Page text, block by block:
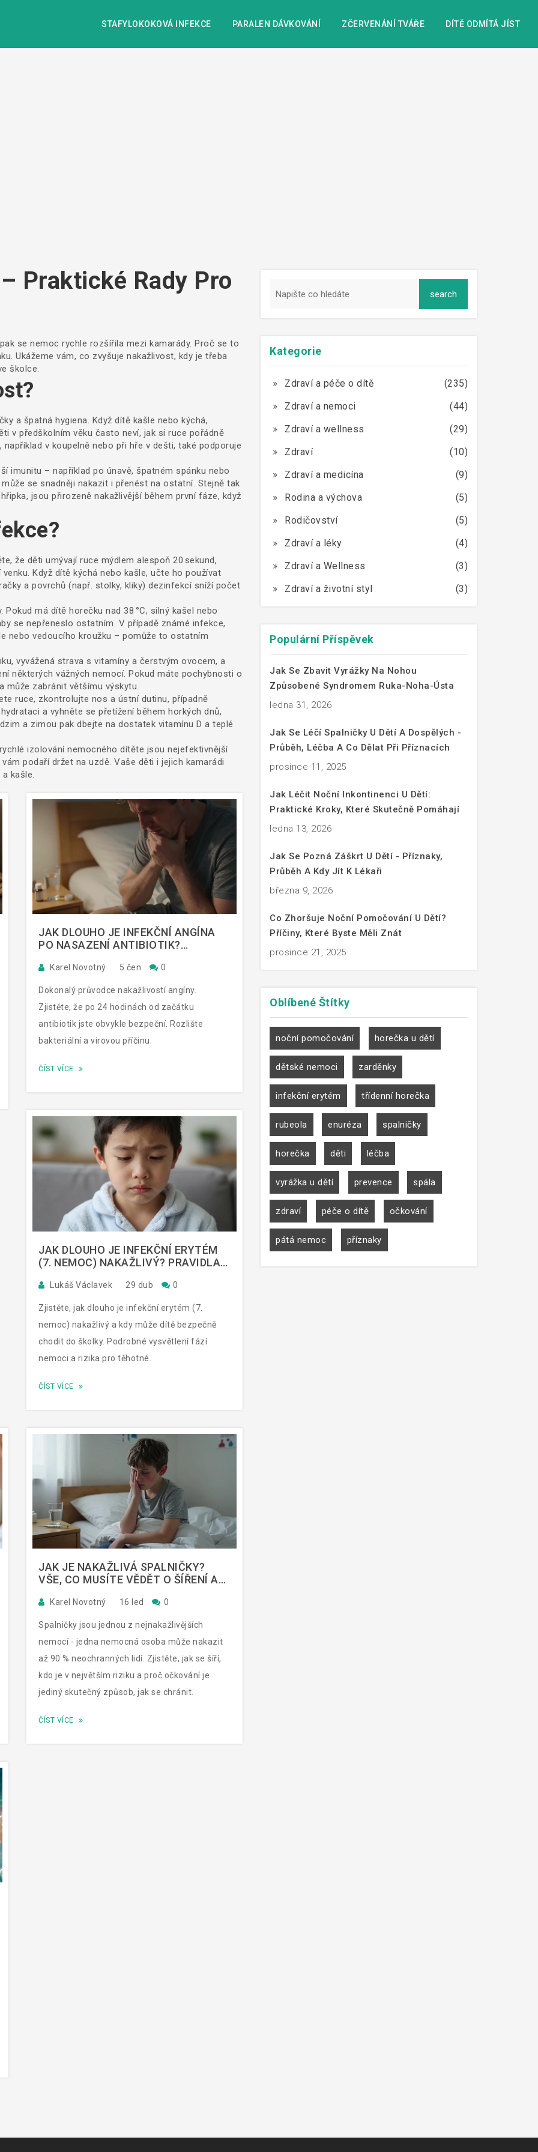
STAFYLOKOKOVÁ INFEKCE PARALEN DÁVKOVÁNÍ ZČERVENÁNÍ TVÁŘE DÍTĚ ODMÍTÁ JÍST
Praktické Rady Pro
se nemoc rychle rozšířila mezi kamarády. Proč se to
Ukážeme vám, co zvyšuje nakažlivost, kdy je třeba
školce.
a špatná hygiena. Když dítě kašle nebo kýchá,
v předškolním věku často neví, jak si ruce pořádně
v koupelně nebo při hře v dešti, také podporuje
imunitu – například po únavě, špatném spánku nebo
se snadněji nakazit i přenést na ostatní. Stejně tak
jsou přirozeně nakažlivější během první fáze, když
že děti umývají ruce mýdlem alespoň 20 sekund,
Když dítě kýchá nebo kašle, učte ho používat
a povrchů (např. stolky, kliky) dezinfekcí sníží počet
má dítě horečku nad 38 °C, silný kašel nebo
se nepřeneslo ostatním. V případě známé infekce,
nebo vedoucího kroužku – pomůže to ostatním
vyvážená strava s vitamíny a čerstvým ovocem, a
některých vážných nemocí. Pokud máte pochybnosti o
může zabránit většímu výskytu.
ruce, zkontrolujte nos a ústní dutinu, případně
a vyhněte se přetížení během horkých dnů,
a zimou pak dbejte na dostatek vitamínu D a teplé
izolování nemocného dítěte jsou nejefektivnější
podaří držet na uzdě. Vaše děti i jejich kamarádi
kašle.
JAK DLOUHO JE INFEKČNÍ ANGÍNA
PO NASAZENÍ ANTIBIOTIK?
Karel Novotný 5 čen 0
Dokonalý průvodce nakažlivostí angíny.
Zjistěte, že po 24 hodinách od začátku
antibiotik jste obvykle bezpeční. Rozlište
bakteriální a virovou příčinu.
ČÍST VÍCE
JAK DLOUHO JE INFEKČNÍ ERYTÉM
(7. NEMOC) NAKAŽLIVÝ? PRAVIDLA
Lukáš Václavek 29 dub 0
Zjistěte, jak dlouho je infekční erytém (7.
nemoc) nakažlivý a kdy může dítě bezpečně
chodit do školky. Podrobné vysvětlení fází
nemoci a rizika pro těhotné.
ČÍST VÍCE
JAK JE NAKAŽLIVÁ SPALNIČKY?
VŠE, CO MUSÍTE VĚDĚT O ŠÍŘENÍ A
Karel Novotný 16 led 0
Spalničky jsou jednou z nejnakažlivějších
nemocí - jedna nemocná osoba může nakazit
až 90 % neochranných lidí. Zjistěte, jak se šíří,
kdo je v největším riziku a proč očkování je
jediný skutečný způsob, jak se chránit.
ČÍST VÍCE
Kategorie
Zdraví a péče o dítě
(235)
Zdraví a nemoci
(44)
Zdraví a wellness
(29)
Zdraví
(10)
Zdraví a medicína
(9)
Rodina a výchova
(5)
Rodičovství
(5)
Zdraví a léky
(4)
Zdraví a Wellness
(3)
Zdraví a životní styl
(3)
Populární Příspěvek
Jak Se Zbavit Vyrážky Na Nohou
Způsobené Syndromem Ruka-Noha-Ústa
ledna 31, 2026
Jak Se Léčí Spalničky U Dětí A Dospělých -
Průběh, Léčba A Co Dělat Při Příznacích
prosince 11, 2025
Jak Léčit Noční Inkontinenci U Dětí:
Praktické Kroky, Které Skutečně Pomáhají
ledna 13, 2026
Jak Se Pozná Záškrt U Dětí - Příznaky,
Průběh A Kdy Jít K Lékaři
března 9, 2026
Co Zhoršuje Noční Pomočování U Dětí?
Příčiny, Které Byste Měli Znát
prosince 21, 2025
Oblíbené Štítky
noční pomočování horečka u dětí
dětské nemoci zarděnky
infekční erytém třídenní horečka
rubeola enuréza spalničky
horečka děti léčba
vyrážka u dětí prevence spála
zdraví péče o dítě očkování
pátá nemoc příznaky